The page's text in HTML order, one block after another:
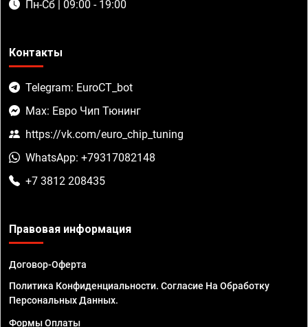
Пн-Сб | 09:00 - 19:00
Контакты
Telegram: EuroCT_bot
Max: Евро Чип Тюнинг
https://vk.com/euro_chip_tuning
WhatsApp: +79317082148
+7 3812 208435
Правовая информация
Договор-Оферта
Политика Конфиденциальности. Согласие На Обработку
Персональных Данных.
Формы Оплаты